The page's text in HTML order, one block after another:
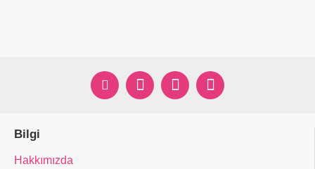
Bilgi
Hakkımızda